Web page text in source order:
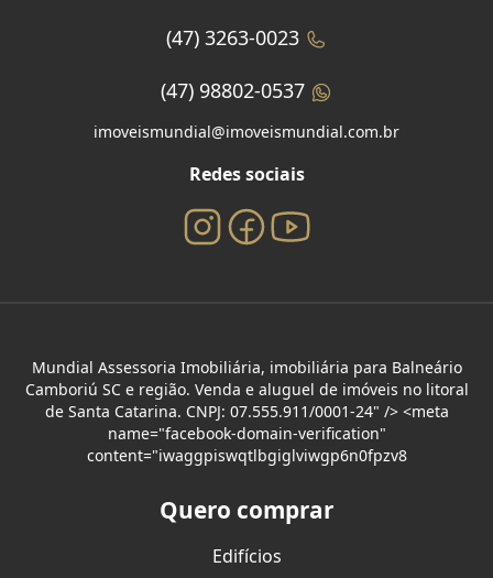
(47) 3263-0023
(47) 98802-0537
imoveismundial@imoveismundial.com.br
Redes sociais
Mundial Assessoria Imobiliária, imobiliária para Balneário
Camboriú SC e região. Venda e aluguel de imóveis no litoral
de Santa Catarina. CNPJ: 07.555.911/0001-24" /> <meta
name="facebook-domain-verification"
content="iwaggpiswqtlbgiglviwgp6n0fpzv8
Quero comprar
Edifícios